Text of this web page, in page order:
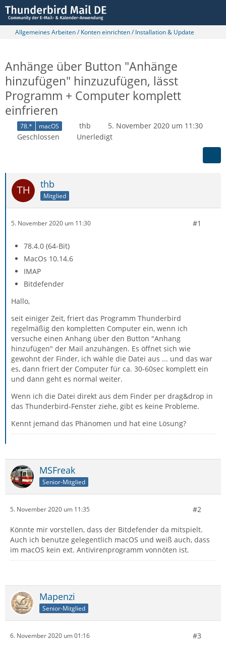
Allgemeines Arbeiten / Konten einrichten / Installation & Update
Anhänge über Button "Anhänge
hinzufügen" hinzuzufügen, lässt
Programm + Computer komplett
einfrieren
78.* macOS thb
5. November 2020 um 11:30
Geschlossen
Unerledigt
thb
Mitglied
5. November 2020 um 11:30 #1
78.4.0 (64-Bit)
MacOs 10.14.6
IMAP
Bitdefender
Hallo,
seit einiger Zeit, friert das Programm Thunderbird
regelmäßig den kompletten Computer ein, wenn ich
versuche einen Anhang über den Button "Anhang
hinzufügen" der Mail anzuhängen. Es öffnet sich wie
gewohnt der Finder, ich wähle die Datei aus ... und das war
es, dann friert der Computer für ca. 30-60sec komplett ein
und dann geht es normal weiter.
Wenn ich die Datei direkt aus dem Finder per drag&drop in
das Thunderbird-Fenster ziehe, gibt es keine Probleme.
Kennt jemand das Phänomen und hat eine Lösung?
MSFreak
Senior-Mitglied
5. November 2020 um 11:35 #2
Könnte mir vorstellen, dass der Bitdefender da mitspielt.
Auch ich benutze gelegentlich macOS und weiß auch, dass
im macOS kein ext. Antivirenprogramm vonnöten ist.
Mapenzi
Senior-Mitglied
6. November 2020 um 01:16 #3